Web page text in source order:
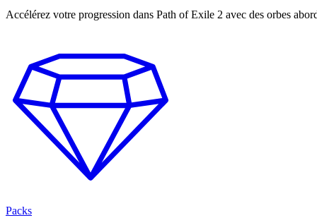
Accélérez votre progression dans Path of Exile 2 avec des orbes
Packs